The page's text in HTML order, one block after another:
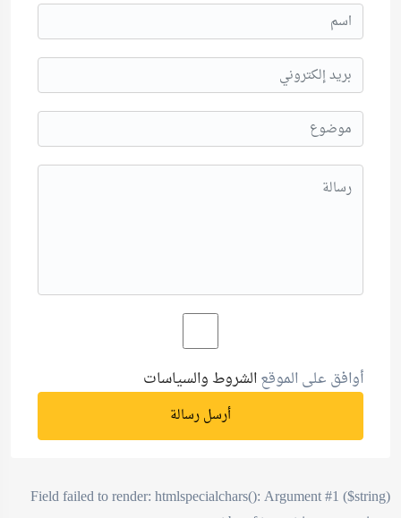
أوافق على الموقعالشروط والسياسات
أرسل رسالة
Field failed to render: htmlspecialchars(): Argument #1 ($string)